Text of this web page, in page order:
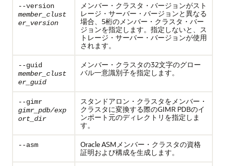
--version
member_clust
er_version
メンバー・クラスタ・バージョンがスト
レージ・サーバー・バージョンと異なる
場合、5桁のメンバー・クラスタ・バー
ジョンを指定します。指定しないと、ス
トレージ・サーバー・バージョンが使用
されます。
--guid
member_clust
er_guid
メンバー・クラスタの32文字のグロー
バル一意識別子を指定します。
--gimr
gimr_pdb/exp
ort_dir
スタンドアロン・クラスタをメンバー・
クラスタに変換する際のGIMR PDBのイ
ンポート元のディレクトリを指定しま
す。
--asm
Oracle ASMメンバー・クラスタの資格
証明および構成を生成します。